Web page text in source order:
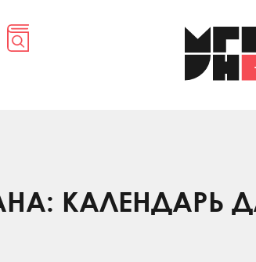
КАЛЕНДАРЬ